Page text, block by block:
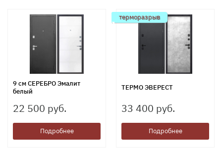
9 см СЕРЕБРО Эмалит
белый
22 500 руб.
Подробнее
терморазрыв
ТЕРМО ЭВЕРЕСТ
33 400 руб.
Подробнее